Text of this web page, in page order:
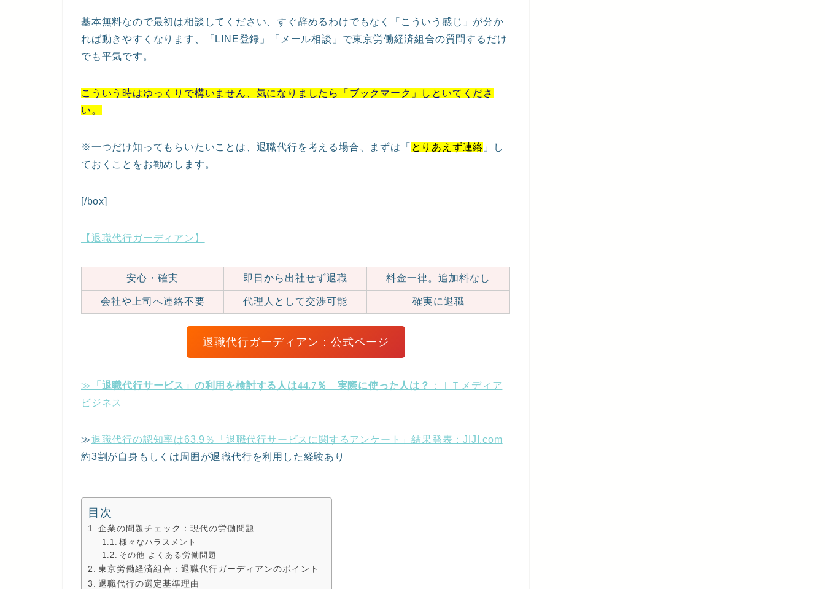
基本無料なので最初は相談してください、すぐ辞めるわけでもなく「こういう感じ」が分か
れば動きやすくなります、「LINE登録」「メール相談」で東京労働経済組合の質問するだけ
でも平気です。
こういう時はゆっくりで構いません、気になりましたら「ブックマーク」しといてくださ
い。
※一つだけ知ってもらいたいことは、退職代行を考える場合、まずは「 とりあえず連絡 」し
ておくことをお勧めします。
[/box]
【退職代行ガーディアン】
安心・確実 即日から出社せず退職 料金一律。追加料なし
会社や上司へ連絡不要 代理人として交渉可能 確実に退職
退職代行ガーディアン：公式ページ
≫ 「退職代行サービス」の利用を検討する人は44.7％ 実際に使った人は？
：ＩＴメディア
ビジネス
≫退職代行の認知率は63.9％「退職代行サービスに関するアンケート」結果発表：JIJI.com
約3割が自身もしくは周囲が退職代行を利用した経験あり
目次
企業の問題チェック：現代の労働問題
様々なハラスメント
その他 よくある労働問題
東京労働経済組合：退職代行ガーディアンのポイント
退職代行の選定基準理由